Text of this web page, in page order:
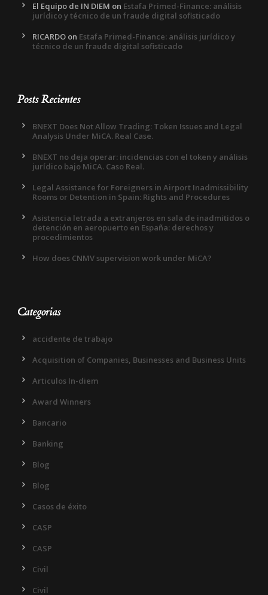
El Equipo de IN DIEM on Estafa Primed-Finance: análisis
jurídico y técnico de un fraude digital sofisticado
RICARDO on Estafa Primed-Finance: análisis jurídico y
técnico de un fraude digital sofisticado
Posts Recientes
BNEXT Does Not Allow Trading: Token Issues and Legal
Analysis Under MiCA. Real Case.
BNEXT no deja operar: incidencias con el token y análisis
jurídico bajo MiCA. Caso Real.
Legal Assistance for Foreigners in Airport Inadmissibility
Rooms or Detention in Spain: Rights and Procedures
Asistencia letrada a extranjeros en sala de inadmitidos o
detención en aeropuerto en España: derechos y
procedimientos
How does CNMV supervision work under MiCA?
Categorias
accidente de trabajo
Acquisition of Companies, Businesses and Business Units
Articulos In-diem
Award Winners
Bancario
Banking
Blog
Blog
Casos de éxito
CASP
CASP
Civil
Civil